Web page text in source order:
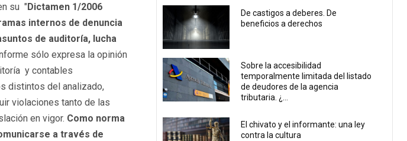
su "Dictamen 1/2006
internos de denuncia
de auditoría, lucha
sólo expresa la opinión
y contables
distintos del analizado,
violaciones tanto de las
en vigor. Como norma
a través de
De castigos a deberes. De
beneficios a derechos
Sobre la accesibilidad
temporalmente limitada del listado
de deudores de la agencia
tributaria. ¿...
El chivato y el informante: una ley
contra la cultura